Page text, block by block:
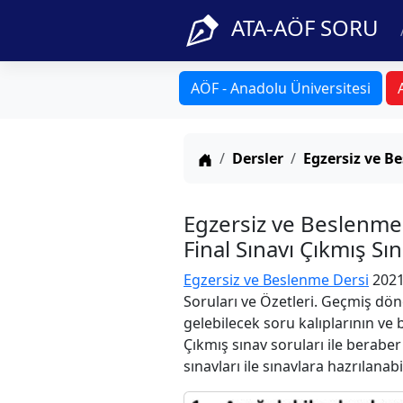
ATA-AÖF SORU
AÖF - Anadolu Üniversitesi
Anasayfa
Dersler Egzersiz ve
Egzersiz ve
Final Sınavı Çıkmış
Egzersiz ve Beslenme Dersi
Soruları ve Özetleri. Geçmiş
gelebilecek soru kalıplarının
Çıkmış sınav soruları ile
sınavları ile sınavlara